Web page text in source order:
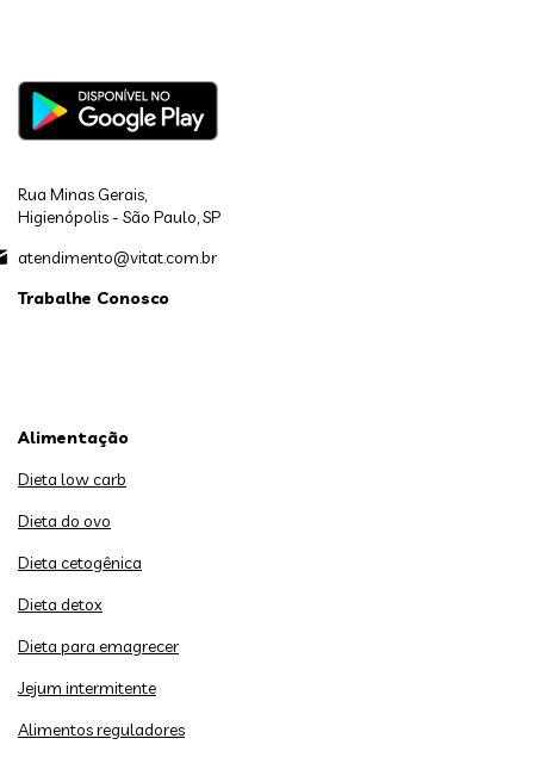
Rua Minas Gerais,
Higienópolis - São Paulo, SP
atendimento@vitat.com.br
Trabalhe Conosco
Alimentação
Dieta low carb
Dieta do ovo
Dieta cetogênica
Dieta detox
Dieta para emagrecer
Jejum intermitente
Alimentos reguladores